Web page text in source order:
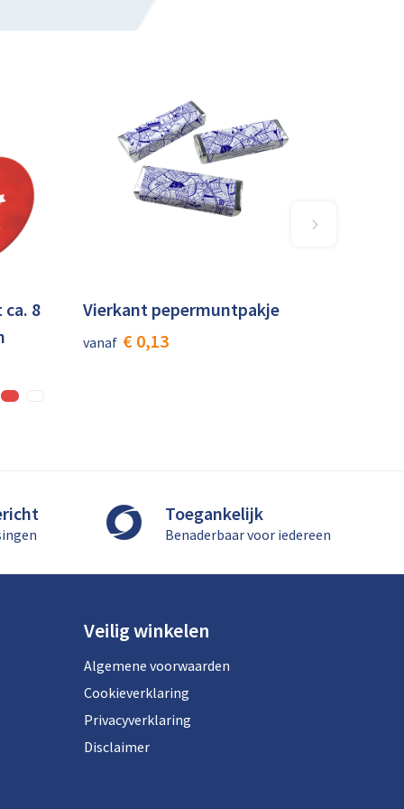
8
Vierkant pepermuntpakje
vanaf € 0,13
Toegankelijk
Benaderbaar voor iedereen
Veilig winkelen
Algemene voorwaarden
Cookieverklaring
Privacyverklaring
Disclaimer